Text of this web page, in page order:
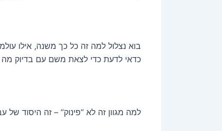
בוא נצלול למה זה כל כך משנה, אילו
כדאי לדעת כדי לצאת משם עם בדיוק מה
למה מגוון זה לא “פינוק” – זה היסוד של